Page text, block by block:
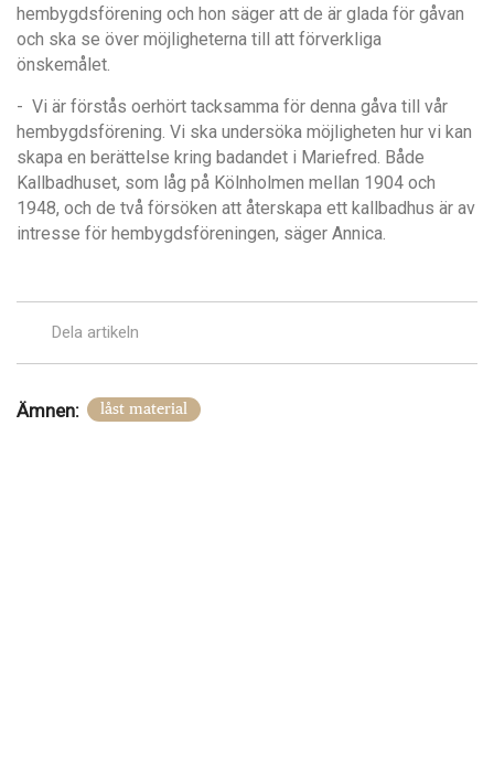
hembygdsförening och hon säger att de är glada för gåvan
och ska se över möjligheterna till att förverkliga
önskemålet.
- Vi är förstås oerhört tacksamma för denna gåva till vår
hembygdsförening. Vi ska undersöka möjligheten hur vi kan
skapa en berättelse kring badandet i Mariefred. Både
Kallbadhuset, som låg på Kölnholmen mellan 1904 och
1948, och de två försöken att återskapa ett kallbadhus är av
intresse för hembygdsföreningen, säger Annica.
Dela artikeln
Ämnen: låst material